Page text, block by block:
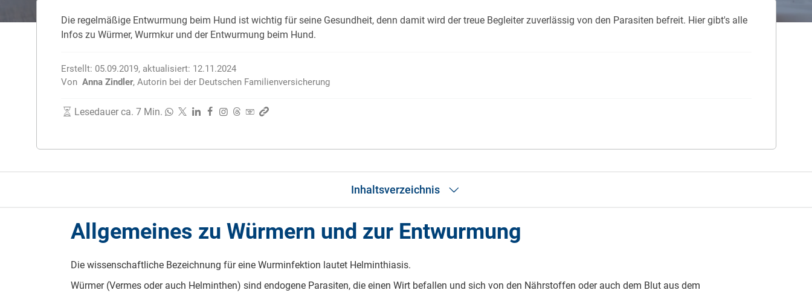
Die regelmäßige Entwurmung beim Hund ist wichtig für seine Gesundheit, denn damit wird der treue Begleiter zuverlässig von den Parasiten befreit. Hier gibt's alle
Infos zu Würmer, Wurmkur und der Entwurmung beim Hund.
Erstellt: 05.09.2019, aktualisiert: 12.11.2024
Von Anna Zindler, Autorin bei der Deutschen Familienversicherung
Lesedauer ca. 7 Min.
Inhaltsverzeichnis
Allgemeines zu Würmern und zur Entwurmung
Welche Würmer sind unter Hunden verbreitet?
Wie stelle ich fest, ob mein Hund Würmer hat?
Die richtige Entwurmung
Allgemeines zu Würmern und zur Entwurmung
Die wissenschaftliche Bezeichnung für eine Wurminfektion lautet Helminthiasis.
Würmer (Vermes oder auch Helminthen) sind endogene Parasiten, die einen Wirt befallen und sich von den Nährstoffen oder auch dem Blut aus dem